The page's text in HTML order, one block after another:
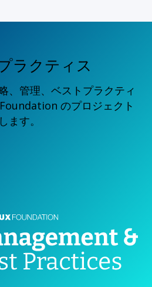
ラクティス
、管理、ベストプラクティ
のプロジェクト
ます。